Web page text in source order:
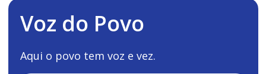
Voz do Povo
Aqui o povo tem voz e vez.